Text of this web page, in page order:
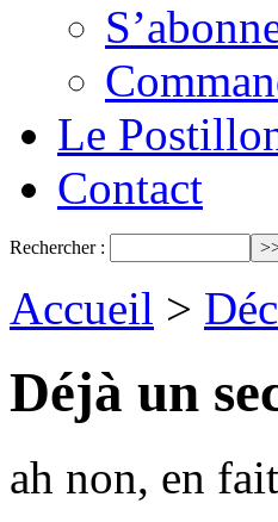
Le
Contact
Rechercher :
Accueil >
Déjà un
ah non, en